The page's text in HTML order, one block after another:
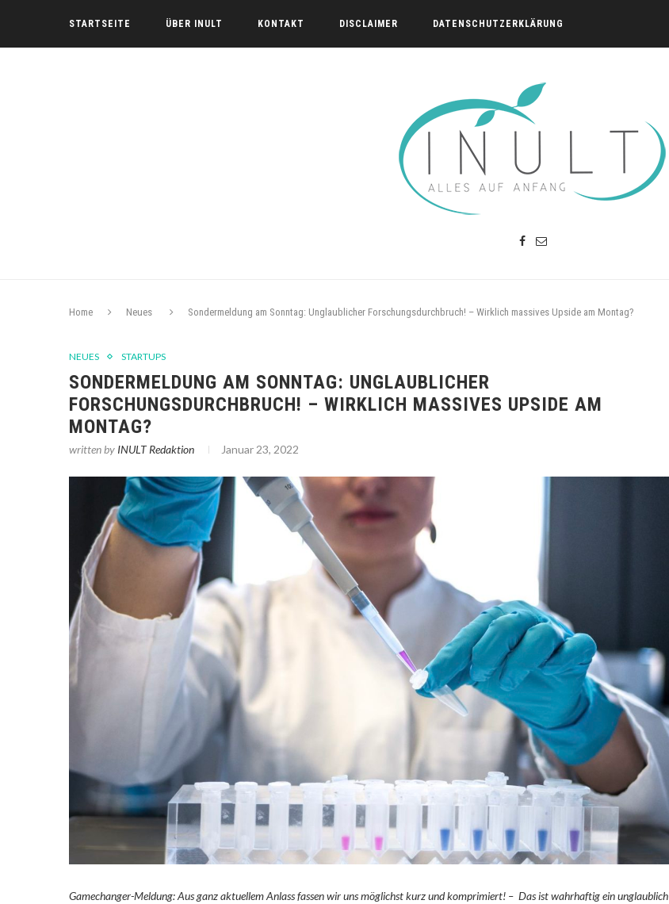
STARTSEITE ÜBER INULT KONTAKT DISCLAIMER DATENSCHUTZERKLÄRUNG
Home Neues Sondermeldung am Sonntag: Unglaublicher Forschungsdurchbruch! – Wirklich massives Upside am Montag?
NEUES STARTUPS
SONDERMELDUNG AM SONNTAG: UNGLAUBLICHER
FORSCHUNGSDURCHBRUCH! – WIRKLICH MASSIVES UPSIDE AM
MONTAG?
written by INULT Redaktion Januar 23, 2022
Gamechanger-Meldung: Aus ganz aktuellem Anlass fassen wir uns möglichst kurz und komprimiert! – Das ist wahrhaftig ein unglaublich